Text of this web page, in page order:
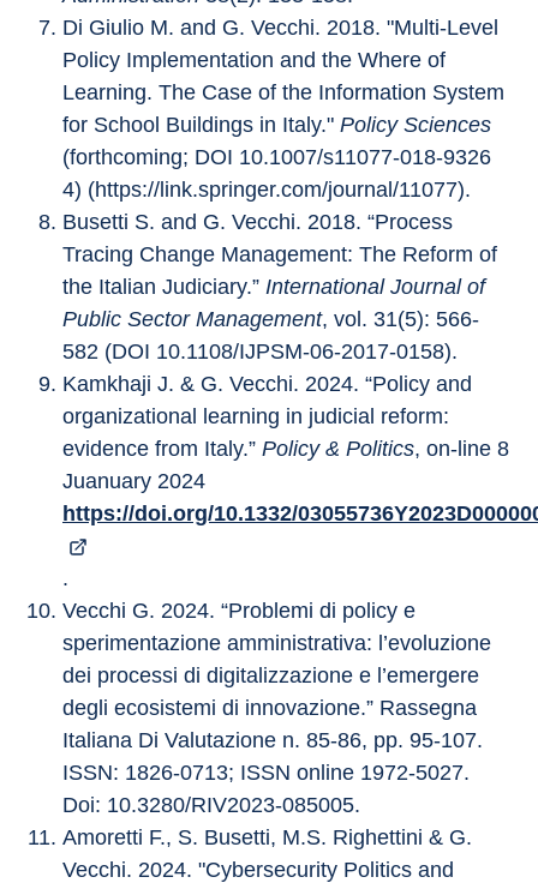
Di Giulio M. and G. Vecchi. 2018. "Multi-Level
Policy Implementation and the Where of
Learning. The Case of the Information System
for School Buildings in Italy." Policy Sciences
(forthcoming; DOI 10.1007/s11077-018-9326
4) (https://link.springer.com/journal/11077).
Busetti S. and G. Vecchi. 2018. “Process
Tracing Change Management: The Reform of
the Italian Judiciary.” International Journal of
Public Sector Management, vol. 31(5): 566-
582 (DOI 10.1108/IJPSM-06-2017-0158).
Kamkhaji J. & G. Vecchi. 2024. “Policy and
organizational learning in judicial reform:
evidence from Italy.” Policy & Politics, on-line 8
Juanuary 2024
https://doi.org/10.1332/
.
Vecchi G. 2024. “Problemi di policy e
sperimentazione amministrativa: l’evoluzione
dei processi di digitalizzazione e l’emergere
degli ecosistemi di innovazione.” Rassegna
Italiana Di Valutazione n. 85-86, pp. 95-107.
ISSN: 1826-0713; ISSN online 1972-5027.
Doi: 10.3280/RIV2023-085005.
Amoretti F., S. Busetti, M.S. Righettini & G.
Vecchi. 2024. "Cybersecurity Politics and